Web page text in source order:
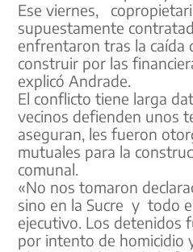
Ese viernes,
supuestamente
enfrentaron tras la caída
construir por las
explicó Andrade.
El conflicto tiene larga
vecinos defienden unos
aseguran, les fueron
mutuales para la
comunal.
«No nos tomaron
sino en la Sucre y todo
ejecutivo. Los detenidos
por intento de homicidio